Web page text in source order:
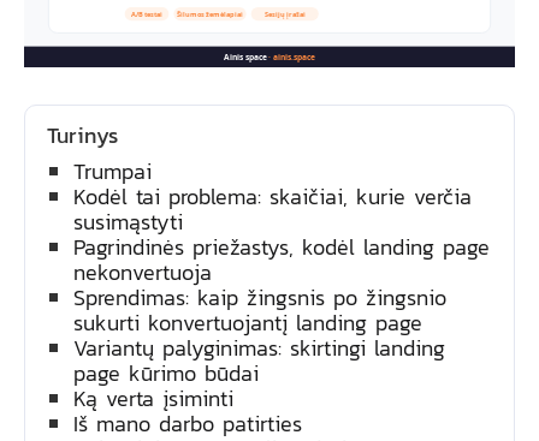
A/B testai Šilumos žemėlapiai Sesijų įrašai
Ainis space· ainis.space
Turinys
Trumpai
Kodėl tai problema: skaičiai, kurie verčia
susimąstyti
Pagrindinės priežastys, kodėl landing page
nekonvertuoja
Sprendimas: kaip žingsnis po žingsnio
sukurti konvertuojantį landing page
Variantų palyginimas: skirtingi landing
page kūrimo būdai
Ką verta įsiminti
Iš mano darbo patirties